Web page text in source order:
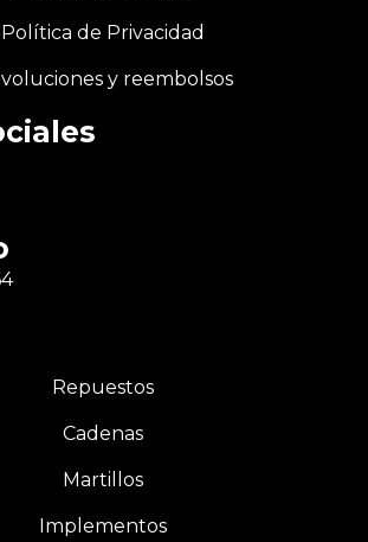
Política de Privacidad
y reembolsos
Repuestos
Cadenas
Martillos
Implementos